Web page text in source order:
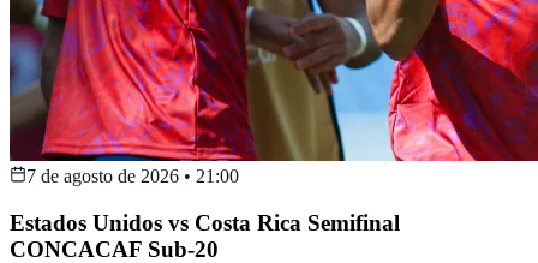
7 de agosto de 2026 • 21:00
Estados Unidos vs Costa Rica Semifinal
CONCACAF Sub-20